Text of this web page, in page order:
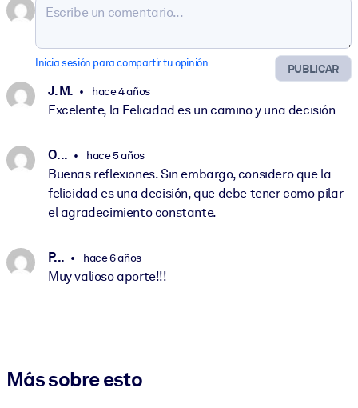
PUBLICAR
Inicia sesión para compartir tu opinión
J. M. hace 4 años
Excelente, la Felicidad es un camino y una decisión
O. .. hace 5 años
Buenas reflexiones. Sin embargo, considero que la
felicidad es una decisión, que debe tener como pilar
el agradecimiento constante.
P. .. hace 6 años
Muy valioso aporte!!!
Más sobre esto